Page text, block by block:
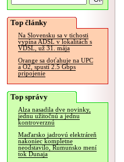
Top články
Na Slovensku sa v tichosti
vypína ADSL v lokalitách s
VDSL, už 31. mája
Orange sa doťahuje na UPC
a O2, spustí 2.5 Gbps
pripojenie
Top správy
Alza nasadila dve novinky,
jednu užitočnú a jednu
kontroverznú
Maďarsko jadrovú elektráreň
nakoniec kompletne
neodstavilo, Rumunsko mení
tok Dunaja